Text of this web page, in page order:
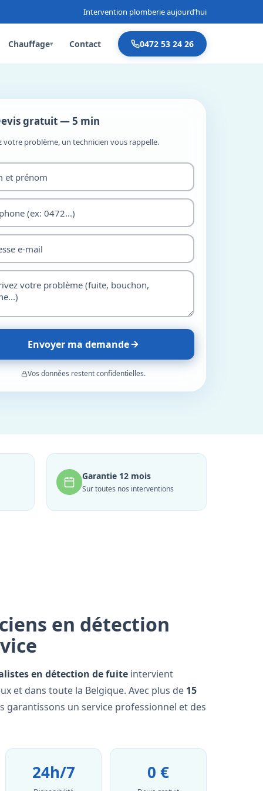
Intervention plomberie aujourd’hui
Chauffage▾ Contact 0472 53 24 26
gratuit — 5 min
votre problème, un technicien vous rappelle.
Envoyer ma demande
Vos données restent confidentielles.
Garantie 12 mois
Sur toutes nos interventions
en détection
en détection de fuite intervient
et dans toute la Belgique. Avec plus de 15
garantissons un service professionnel et des
24h/7 0 €